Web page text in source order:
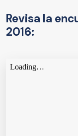
Revisa la
2016: